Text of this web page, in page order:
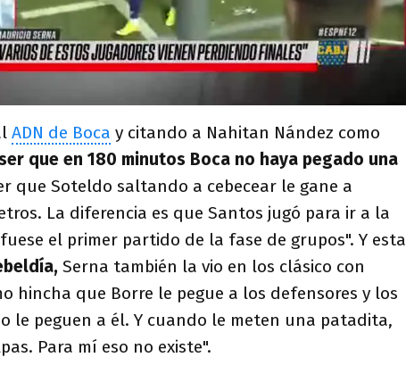
ADN de Boca y citando a Nahitan Nández como
que en 180 minutos Boca no haya pegado una
que Soteldo saltando a cebecear le gane a
La diferencia es que Santos jugó para ir a la
el primer partido de la fase de grupos". Y esta
Serna también la vio en los clásico con
hincha que Borre le pegue a los defensores y los
le peguen a él. Y cuando le meten una patadita,
Para mí eso no existe".